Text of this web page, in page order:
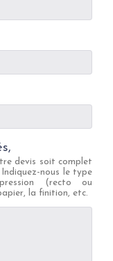
devis soit complet
nous le type
(recto ou
la finition, etc.